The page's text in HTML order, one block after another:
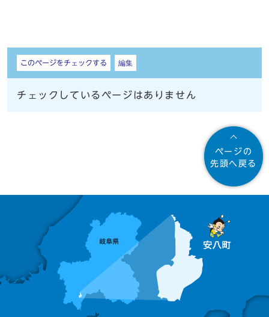
しおり
このページをチェックする 編集
チェックしているページはありません
ページの
先頭へ戻る